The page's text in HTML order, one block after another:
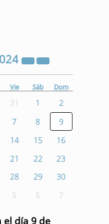
Vie Sáb Dom
31 1
2
7 8
9
14 15
16
21 22
23
28 29
30
5 6 7
el día 9 de